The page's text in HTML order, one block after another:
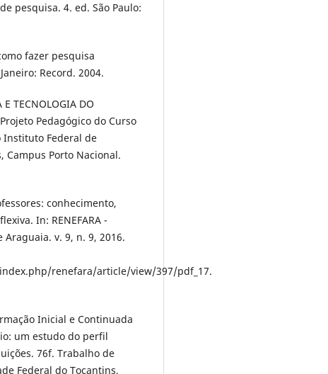
pesquisa. 4. ed. São Paulo:
fazer pesquisa
Record. 2004.
E TECNOLOGIA DO
Pedagógico do Curso
Instituto Federal de
Campus Porto Nacional.
conhecimento,
In: RENEFARA -
Araguaia. v. 9, n. 9, 2016.
renefara/article/view/397/pdf_17.
Inicial e Continuada
um estudo do perfil
76f. Trabalho de
Federal do Tocantins,